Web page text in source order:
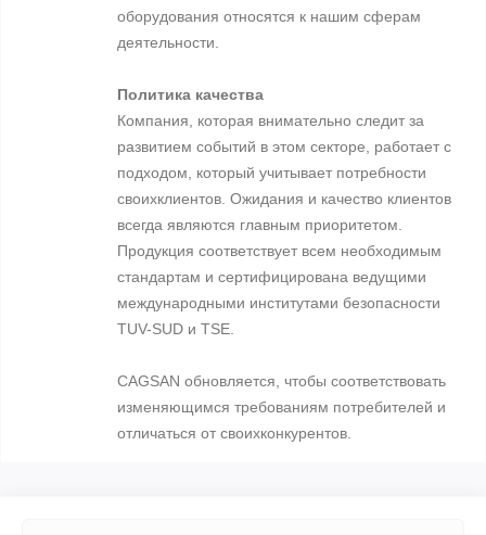
оборудования относятся к нашим сферам
деятельности.
Политика качества
Компания, которая внимательно следит за
развитием событий в этом секторе, работает с
подходом, который учитывает потребности
своихклиентов. Ожидания и качество клиентов
всегда являются главным приоритетом.
Продукция соответствует всем необходимым
стандартам и сертифицирована ведущими
международными институтами безопасности
TUV-SUD и TSE.
CAGSAN обновляется, чтобы соответствовать
изменяющимся требованиям потребителей и
отличаться от своихконкурентов.